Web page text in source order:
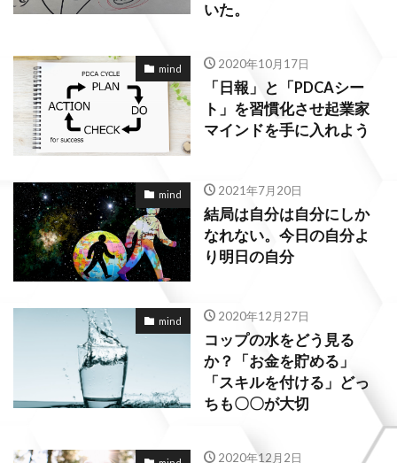
いた。
mind 2020年10月17日
「日報」と「PDCAシー
ト」を習慣化させ起業家
マインドを手に入れよう
mind 2021年7月20日
結局は自分は自分にしか
なれない。今日の自分よ
り明日の自分
mind 2020年12月27日
コップの水をどう見る
か？「お金を貯める」
「スキルを付ける」どっ
ちも〇〇が大切
2020年12月2日